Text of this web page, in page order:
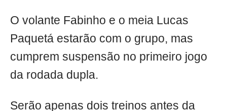
O volante Fabinho e o meia Lucas
Paquetá estarão com o grupo, mas
cumprem suspensão no primeiro jogo
da rodada dupla.
Serão apenas dois treinos antes da